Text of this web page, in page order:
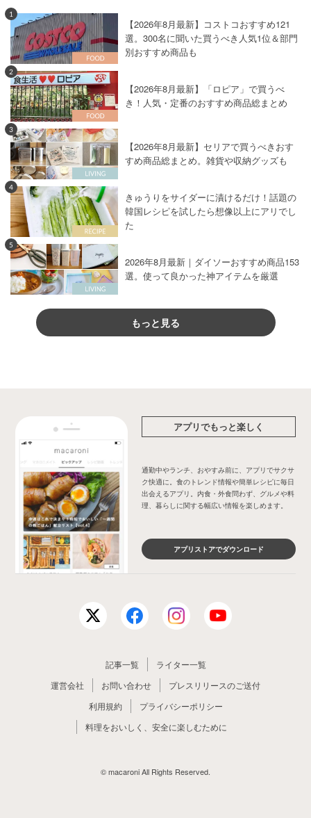
1
【2026年8月最新】コストコおすすめ121
選。300名に聞いた買うべき人気1位＆部門
別おすすめ商品も
2
【2026年8月最新】「ロピア」で買うべ
き！人気・定番のおすすめ商品総まとめ
3
【2026年8月最新】セリアで買うべきおす
すめ商品総まとめ。雑貨や収納グッズも
4
きゅうりをサイダーに漬けるだけ！話題の
韓国レシピを試したら想像以上にアリでし
た
5
2026年8月最新｜ダイソーおすすめ商品153
選。使って良かった神アイテムを厳選
もっと見る
アプリでもっと楽しく
通勤中やランチ、おやすみ前に、アプリでサクサ
ク快適に。食のトレンド情報や簡単レシピに毎日
出会えるアプリ。内食・外食問わず、グルメや料
理、暮らしに関する幅広い情報を楽しめます。
アプリストアでダウンロード
記事一覧
ライター一覧
運営会社
お問い合わせ
プレスリリースのご送付
利用規約
プライバシーポリシー
料理をおいしく、安全に楽しむために
© macaroni All Rights Reserved.